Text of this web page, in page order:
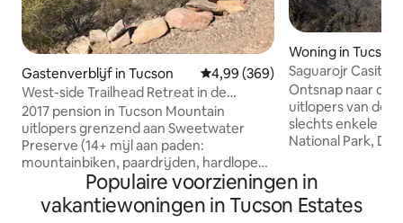
Gastenverblijf in Tucson Gemiddelde beoordeling van
4,99 (369)
West-side Trailhead Retreat in de
Sonorawoestijn
2017 pension in Tucson Mountain
uitlopers grenzend aan Sweetwater
Preserve (14+ mijl aan paden:
mountainbiken, paardrijden, hardlopen
en wandelen)! Geniet van het
gigantische bad, de barbecue, de
zonsondergangen en de patio. Een
Woning in Tucson
Saguarojr Casita,
nationaal park
Ontsnap naar
uitlopers van de
slechts enkele
National Park,
Pass en de
City of
retraite van 3,5
Populaire voorzieningen in
vakantiewoningen in Tucson Estates